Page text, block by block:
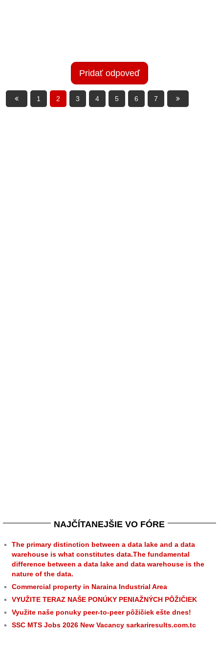
Pridať odpoveď
1 2 3 4 5 6 7
NAJČÍTANEJŠIE VO FÓRE
The primary distinction between a data lake and a data
warehouse is what constitutes data.The fundamental
difference between a data lake and data warehouse is the
nature of the data.
Commercial property in Naraina Industrial Area
VYUŽITE TERAZ NAŠE PONÚKY PENIAŽNÝCH PÔŽIČIEK
Využite naše ponuky peer-to-peer pôžičiek ešte dnes!
SSC MTS Jobs 2026 New Vacancy sarkariresults.com.tc